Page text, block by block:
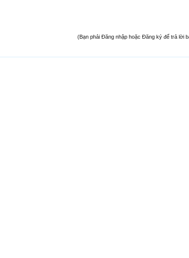
(Bạn phải Đăng nhập hoặc Đăng ký để trả lời